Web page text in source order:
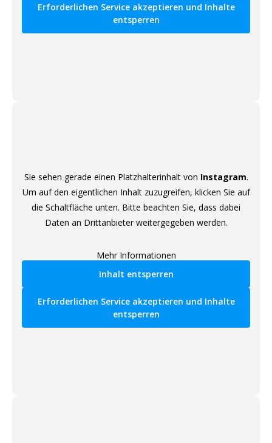
Erforderlichen Service akzeptieren und Inhalte
entsperren
Sie sehen gerade einen Platzhalterinhalt von Instagram.
Um auf den eigentlichen Inhalt zuzugreifen, klicken Sie auf
die Schaltfläche unten. Bitte beachten Sie, dass dabei
Daten an Drittanbieter weitergegeben werden.
Mehr Informationen
Inhalt entsperren
Erforderlichen Service akzeptieren und Inhalte
entsperren